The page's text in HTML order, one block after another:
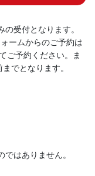
受付となります。
ームからのご予約は
ご予約ください。ま
でとなります。
はありません。